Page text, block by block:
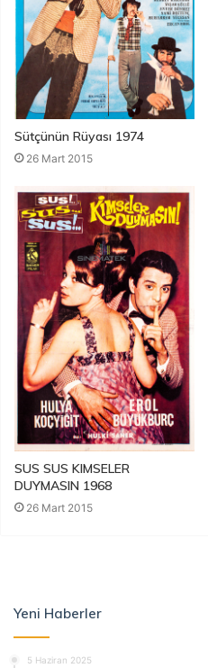
Sütçünün Rüyası 1974
26 Mart 2015
SUS SUS KIMSELER
DUYMASIN 1968
26 Mart 2015
Yeni Haberler
5 Haziran 2025